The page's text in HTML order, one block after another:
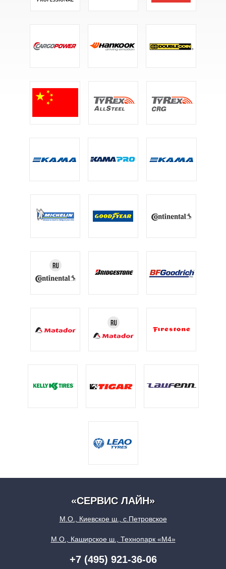
«СЕРВИС ЛАЙН»
М.О., Киевское ш., с.Петровское
М.О., Каширское ш., Технопарк «М4»
+7 (495) 921-36-06